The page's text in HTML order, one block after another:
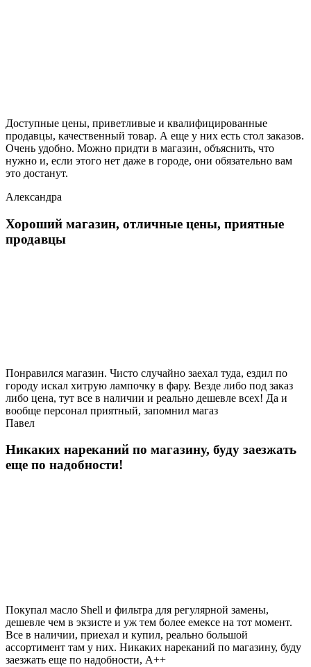
Доступные цены, приветливые и квалифицированные
продавцы, качественный товар. А еще у них есть стол заказов.
Очень удобно. Можно придти в магазин, объяснить, что
нужно и, если этого нет даже в городе, они обязательно вам
это достанут.
Александра
Хороший магазин, отличные цены, приятные
продавцы
Понравился магазин. Чисто случайно заехал туда, ездил по
городу искал хитрую лампочку в фару. Везде либо под заказ
либо цена, тут все в наличии и реально дешевле всех! Да и
вообще персонал приятный, запомнил магаз
Павел
Никаких нареканий по магазину, буду заезжать
еще по надобности!
Покупал масло Shell и фильтра для регулярной замены,
дешевле чем в экзисте и уж тем более емексе на тот момент.
Все в наличии, приехал и купил, реально большой
ассортимент там у них. Никаких нареканий по магазину, буду
заезжать еще по надобности, A++